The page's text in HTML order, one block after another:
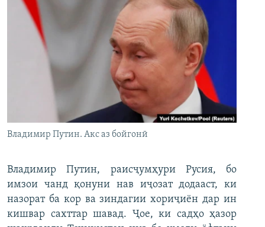
Владимир Путин. Акс аз бойгонӣ
Владимир Путин, раисҷумҳури Русия, бо
имзои чанд қонуни нав иҷозат додааст, ки
назорат ба кор ва зиндагии хориҷиён дар ин
кишвар сахттар шавад. Ҷое, ки садҳо ҳазор